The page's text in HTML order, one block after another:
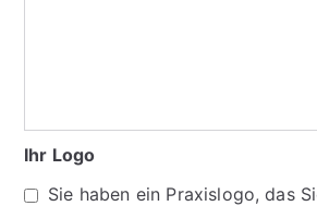
Ihr Logo
Sie haben ein Praxislogo, das